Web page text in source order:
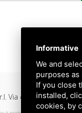
Via del Mangano, 4/
Informative
We and
purposes
If you close
installed,
cookies, by